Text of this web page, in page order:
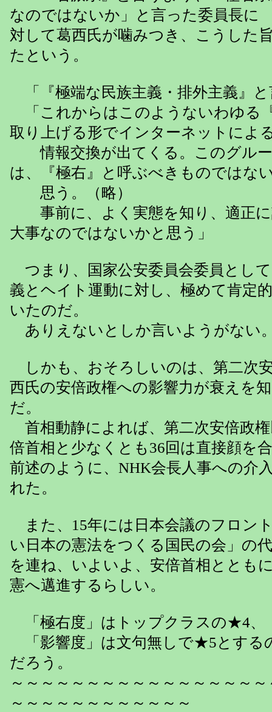
なのではないか」と言った委員長に
対して葛西氏が噛みつき、こうした
たという。
「『極端な民族主義・排外主義』
「これからはこのようないわゆる
取り上げる形でインターネットによ
情報交換が出てくる。このグル
は、『極右』と呼ぶべきものではな
思う。（略）
事前に、よく実態を知り、適正に
大事なのではないかと思う」
つまり、国家公安委員会委員とし
義とヘイト運動に対し、極めて肯定
いたのだ。
ありえないとしか言いようがない
しかも、おそろしいのは、第二次
西氏の安倍政権への影響力が衰えを
だ。
首相動静によれば、第二次安倍政
倍首相と少なくとも36回は直接顔を
前述のように、NHK会長人事への介
れた。
また、15年には日本会議のフロン
い日本の憲法をつくる国民の会」の
を連ね、いよいよ、安倍首相ととも
憲へ邁進するらしい。
「極右度」はトップクラスの★4、
「影響度」は文句無しで★5とする
だろう。
～～～～～～～～～～～～～～～～
～～～～～～～～～～～～